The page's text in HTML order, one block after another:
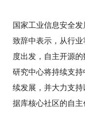
国家工业信息安全
致辞中表示，从行
度出发，自主开源的
研究中心将持续支
续发展，并大力支
据库核心社区的自主